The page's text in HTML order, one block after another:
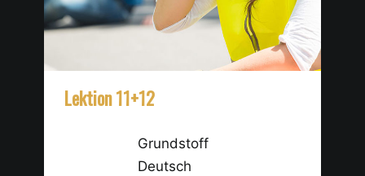
Lektion 11+12
Grundstoff
Deutsch